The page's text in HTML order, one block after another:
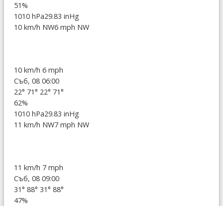
51%
1010 hPa29.83 inHg
10 km/h NW6 mph NW
10 km/h 6 mph
Съб, 08 06:00
22° 71° 22° 71°
62%
1010 hPa29.83 inHg
11 km/h NW7 mph NW
11 km/h 7 mph
Съб, 08 09:00
31° 88° 31° 88°
47%